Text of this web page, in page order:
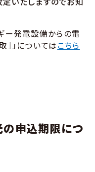
ー発電設備からの電
」についてはこちら
申込期限につ